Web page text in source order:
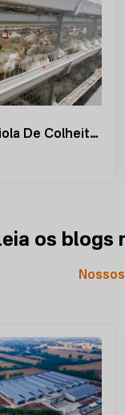
Sistema De Gaiola De Colheita Automática
os blogs